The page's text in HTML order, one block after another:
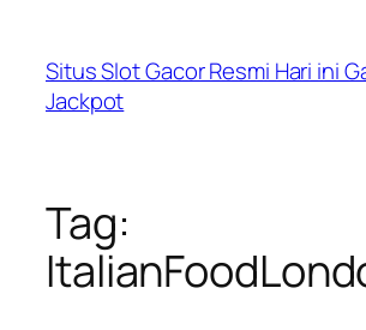
konten
Situs Slot Gacor Resmi Hari ini
Jackpot
Tag: